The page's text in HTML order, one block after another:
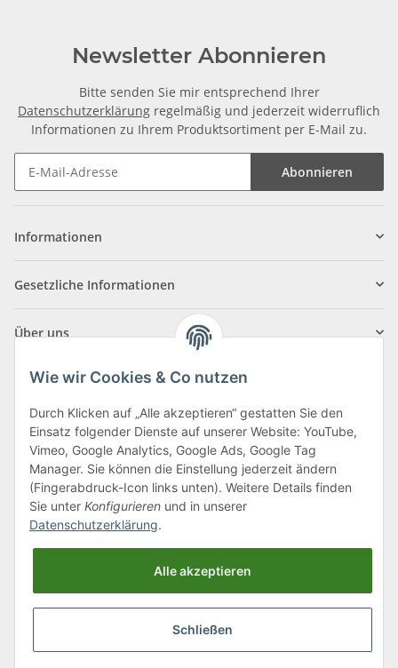
Newsletter Abonnieren
Bitte senden Sie mir entsprechend Ihrer
Datenschutzerklärung regelmäßig und jederzeit widerruflich
Informationen zu Ihrem Produktsortiment per E-Mail zu.
Abonnieren
Informationen
Gesetzliche Informationen
Über uns
Klagenfurter Straße 29
9556 Liebenfels
Montag bis Donnerstag: 8:00 bis 16:30 Uhr
Freitag: 8:00 bis 12:00 Uhr
Tel.:0043 (0) 4262 50900
office@cncshop.at
Wie wir Cookies & Co nutzen
Durch Klicken auf „Alle akzeptieren“ gestatten Sie den
Einsatz folgender Dienste auf unserer Website: YouTube,
Vimeo, Google Analytics, Google Ads, Google Tag
Manager. Sie können die Einstellung jederzeit ändern
(Fingerabdruck-Icon links unten). Weitere Details finden
Sie unter Konfigurieren und in unserer
Datenschutzerklärung.
Alle akzeptieren
Schließen